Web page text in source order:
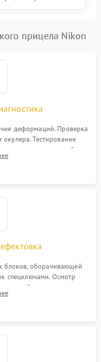
прицела Nikon
деформаций. Проверка
окуляра. Тестирование
кольца отстройки
сколов, внутренних
блоков, оборачивающей
спецключами. Осмотр
пружин и
люфта, смещения